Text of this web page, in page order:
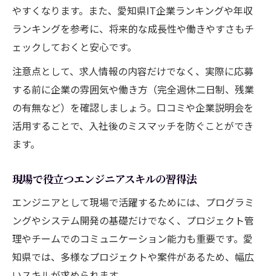
やすくなります。また、愛知県IT企業ランキングや年収
ランキングを参考に、将来的な成長性や働きやすさもチ
ェックしておくと安心です。
注意点として、求人情報の内容だけでなく、実際に応募
する前に企業の雰囲気や働き方（完全週休二日制、残業
の有無など）を確認しましょう。口コミや企業説明会を
活用することで、入社後のミスマッチを防ぐことができ
ます。
現場で役立つエンジニアスキルの習得法
エンジニアとして現場で活躍するためには、プログラミ
ングやシステム開発の基礎だけでなく、プロジェクト管
理やチームでのコミュニケーション能力も重要です。愛
知県では、多様なプロジェクトや案件があるため、幅広